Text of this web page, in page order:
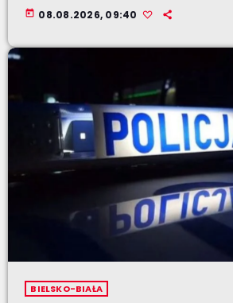
today 08.08.2026, 09:40
BIELSKO-BIAŁA